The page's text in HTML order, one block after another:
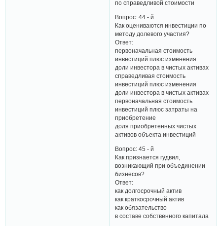
по справедливой стоимости
Вопрос: 44 - й
Как оцениваются инвестиции по
методу долевого участия?
Ответ:
первоначальная стоимость
инвестиций плюс изменения
доли инвестора в чистых активах
справедливая стоимость
инвестиций плюс изменения
доли инвестора в чистых активах
первоначальная стоимость
инвестиций плюс затраты на
приобретение
доля приобретенных чистых
активов объекта инвестиций
Вопрос: 45 - й
Как признается гудвил,
возникающий при объединении
бизнесов?
Ответ:
как долгосрочный актив
как краткосрочный актив
как обязательство
в составе собственного капитала